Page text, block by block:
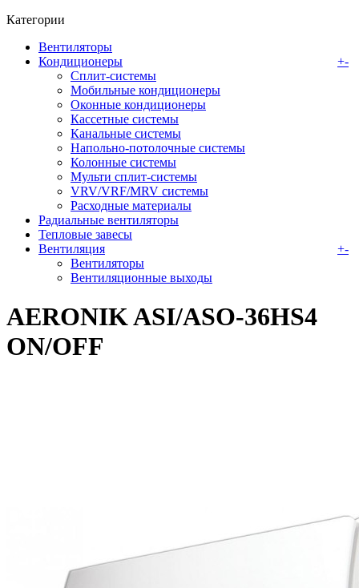
Категории
Вентиляторы
Кондиционеры
+-
Сплит-системы
Мобильные кондиционеры
Оконные кондиционеры
Кассетные системы
Канальные системы
Напольно-потолочные системы
Колонные системы
Мульти сплит-системы
VRV/VRF/MRV системы
Расходные материалы
Радиальные вентиляторы
Тепловые завесы
Вентиляция
+-
Вентиляторы
Вентиляционные выходы
AERONIK ASI/ASO-36HS4
ON/OFF